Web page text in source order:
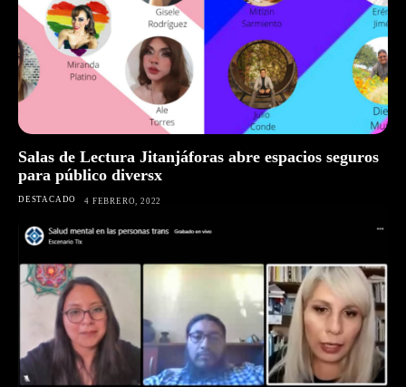
Salas de Lectura Jitanjáforas abre espacios seguros
para público diversx
DESTACADO 4 FEBRERO, 2022